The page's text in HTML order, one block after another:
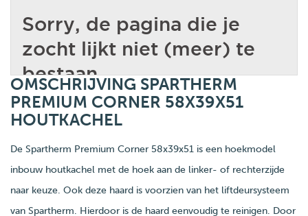
OMSCHRIJVING SPARTHERM
PREMIUM CORNER 58X39X51
HOUTKACHEL
De Spartherm Premium Corner 58x39x51 is een hoekmodel
inbouw houtkachel met de hoek aan de linker- of rechterzijde
naar keuze. Ook deze haard is voorzien van het liftdeursysteem
van Spartherm. Hierdoor is de haard eenvoudig te reinigen. Door